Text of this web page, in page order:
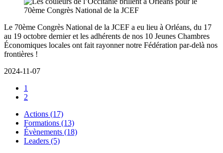
Le 70ème Congrès National de la JCEF a eu lieu à Orléans, du 17
au 19 octobre dernier et les adhérents de nos 10 Jeunes Chambres
Économiques locales ont fait rayonner notre Fédération par-delà nos
frontières !
2024-11-07
1
2
Actions (17)
Formations (13)
Évènements (18)
Leaders (5)